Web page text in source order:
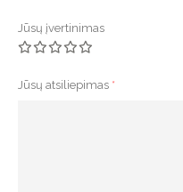
Jūsų įvertinimas
Jūsų atsiliepimas *